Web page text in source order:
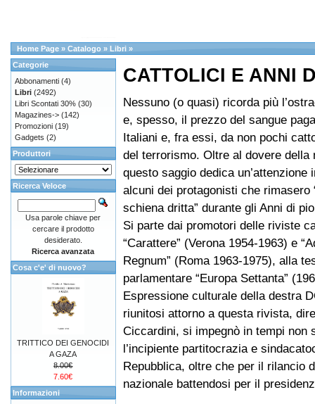
Home Page » Catalogo » Libri »
CATTOLICI E ANNI
Nessuno (o quasi) ricorda più
e, spesso, il prezzo del sangue
Italiani e, fra essi, da non pochi
del terrorismo. Oltre al dovere della
questo saggio dedica un’attenzione
alcuni dei protagonisti che rimasero
schiena dritta” durante gli Anni di
Si parte dai promotori delle riviste
“Carattere” (Verona 1954-1963) e
Regnum” (Roma 1963-1975), alla
parlamentare “Europa Settanta”
Espressione culturale della destra
riunitosi attorno a questa rivista,
Ciccardini, si impegnò in tempi non
l’incipiente partitocrazia e
Repubblica, oltre che per il rilancio
nazionale battendosi per il
Categorie
Abbonamenti (4)
Libri (2492)
Libri Scontati 30% (30)
Magazines-> (142)
Promozioni (19)
Gadgets (2)
Produttori
Ricerca Veloce
Usa parole chiave per
cercare il prodotto
desiderato.
Ricerca avanzata
Cosa c'e' di nuovo?
TRITTICO DEI GENOCIDI
A GAZA
8.00€
7.60€
Informazioni